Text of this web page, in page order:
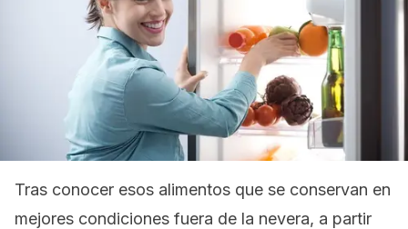
Tras conocer esos alimentos que se conservan en
mejores condiciones fuera de la nevera, a partir